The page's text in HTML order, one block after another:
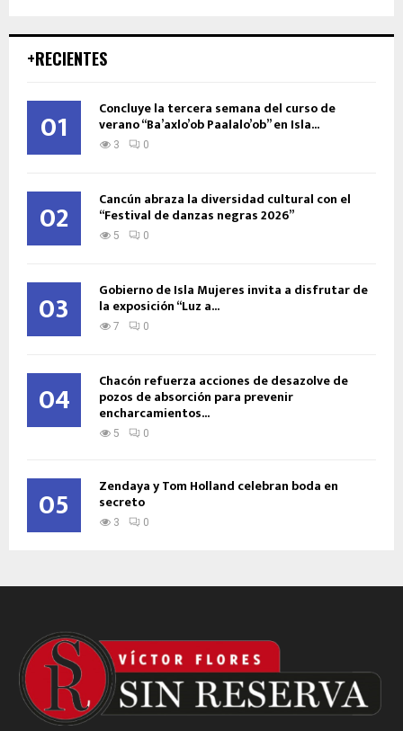
+RECIENTES
01 Concluye la tercera semana del curso de
verano “Ba’axlo’ob Paalalo’ob” en Isla...
3 0
02 Cancún abraza la diversidad cultural con el
“Festival de danzas negras 2026”
5 0
03 Gobierno de Isla Mujeres invita a disfrutar de
la exposición “Luz a...
7 0
04 Chacón refuerza acciones de desazolve de
pozos de absorción para prevenir
encharcamientos...
5 0
05 Zendaya y Tom Holland celebran boda en
secreto
3 0